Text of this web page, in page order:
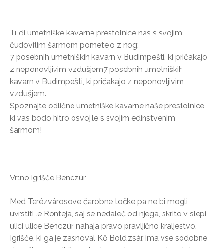
Tudi umetniške kavarne prestolnice nas s svojim
čudovitim šarmom pometejo z nog:
7 posebnih umetniških kavarn v Budimpešti, ki pričakajo
z neponovljivim vzdušjem7 posebnih umetniških
kavarn v Budimpešti, ki pričakajo z neponovljivim
vzdušjem.
Spoznajte odlične umetniške kavarne naše prestolnice,
ki vas bodo hitro osvojile s svojim edinstvenim
šarmom!
Vrtno igrišče Benczúr
Med Terézvárosove čarobne točke pa ne bi mogli
uvrstiti le Rönteja, saj se nedaleč od njega, skrito v slepi
ulici ulice Benczúr, nahaja pravo pravljično kraljestvo.
Igrišče, ki ga je zasnoval Kő Boldizsár, ima vse sodobne